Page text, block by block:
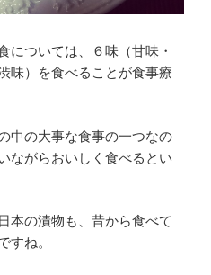
については、６味（甘味・
味）を食べることが食事療
中の大事な食事の一つなの
ながらおいしく食べるとい
本の漬物も、昔から食べて
すね。